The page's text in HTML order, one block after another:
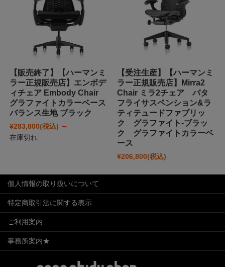
【販売終了】【ハーマンミ
ラー正規販売店】エンボデ
ィチェア Embody Chair
グラファイトカラーベース
バランス生地 ブラック
¥283,800(税込) ～
在庫切れ
【受注生産】【ハーマンミ
ラー正規販売店】Mirra2
Chair ミラ2チェア バタ
フライサスペンション&ラ
ティテュードファブリッ
ク グラファイト-ブラッ
ク グラファイトカラーベ
ース
¥206,800(税込)
個人情報の取り扱いについて
特定商取引法に関する表示
ご利用案内
事務所案内★